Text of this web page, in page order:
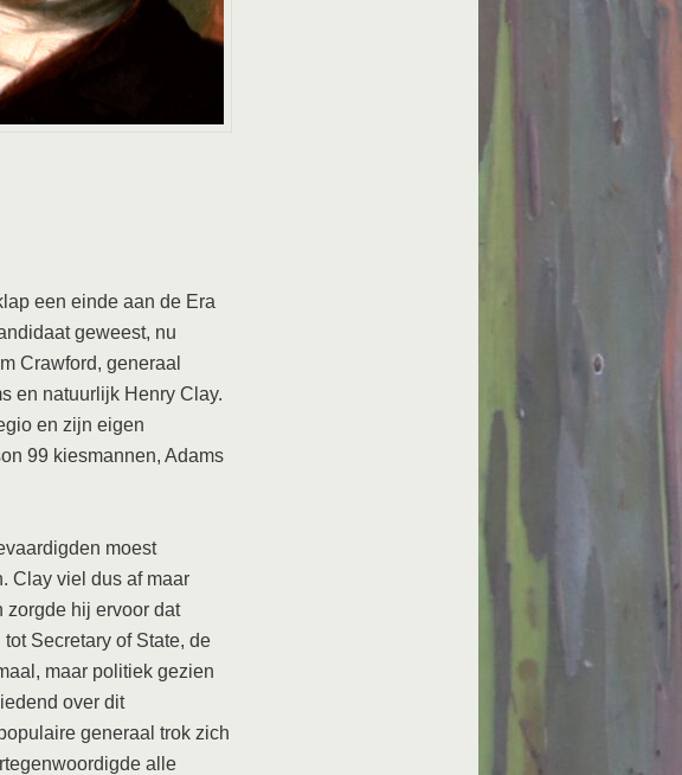
een einde aan de Era
geweest, nu
Crawford, generaal
en natuurlijk Henry Clay.
en zijn eigen
99 kiesmannen, Adams
moest
Clay viel dus af maar
zorgde hij ervoor dat
Secretary of State, de
maar politiek gezien
over dit
generaal trok zich
alle